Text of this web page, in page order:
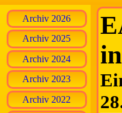
Archiv 2026
Archiv 2025
Archiv 2024
Archiv 2023
Archiv 2022